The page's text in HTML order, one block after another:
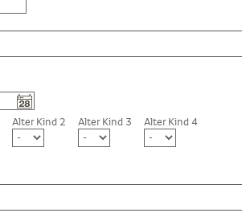
Alter Kind 2 Alter Kind 3 Alter Kind 4